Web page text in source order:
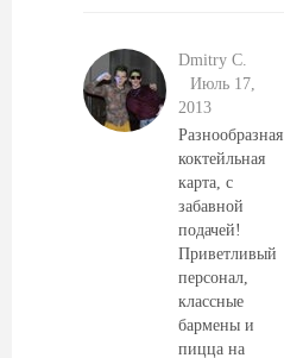
Dmitry C.
Июль 17,
2013
Разнообразная
коктейльная
карта, с
забавной
подачей!
Приветливый
персонал,
классные
бармены и
пицца на